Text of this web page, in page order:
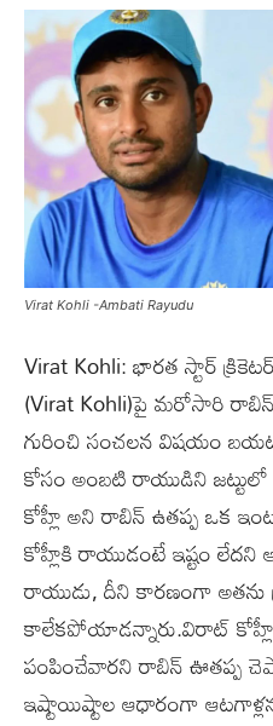
Virat Kohli -Ambati Rayudu
Virat Kohli: భారత స్టార్‌
(Virat Kohli)పై మరోసారి రాబిన్
గురించి సంచలన విషయం
కోసం అంబటి రాయుడిని
కోహ్లీ అని రాబిన్ ఉతప్ప ఒక
కోహ్లీకి రాయుడంటే ఇష్టం
రాయుడు, దీని కారణంగా అతను
కాలేకపోయాడన్నారు.విరాట్
పంపించేవారని రాబిన్ ఊతప్ప
ఇష్టాయిష్టాల ఆధారంగా